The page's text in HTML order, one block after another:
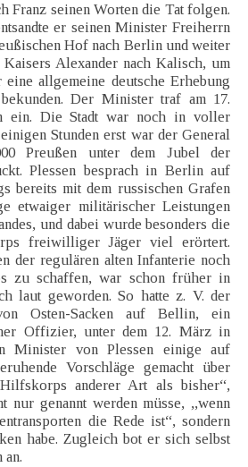
Franz seinen Worten die Tat folgen.
er seinen Minister Freiherrn
Hof nach Berlin und weiter
Alexander nach Kalisch, um
allgemeine deutsche Erhebung
Der Minister traf am 17.
ein. Die Stadt war noch in voller
Stunden erst war der General
Preußen unter dem Jubel der
Plessen besprach in Berlin auf
bereits mit dem russischen Grafen
etwaiger militärischer Leistungen
und dabei wurde besonders die
freiwilliger Jäger viel erörtert.
der regulären alten Infanterie noch
zu schaffen, war schon früher in
laut geworden. So hatte z. V. der
Osten-Sacken auf Bellin, ein
Offizier, unter dem 12. März in
Minister von Plessen einige auf
Vorschläge gemacht über
anderer Art als bisher“,
nur genannt werden müsse, ,,wenn
die Rede ist“, sondern
habe. Zugleich bot er sich selbst